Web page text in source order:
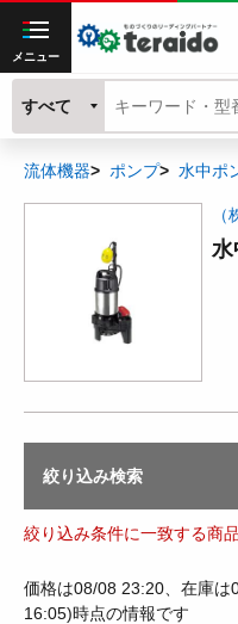
メニュー
すべて
流体機器 ポンプ 水中ポ
水
絞り込み検索
絞り込み条件に一致する商
価格は08/08 23:20、在庫
16:05)時点の情報です